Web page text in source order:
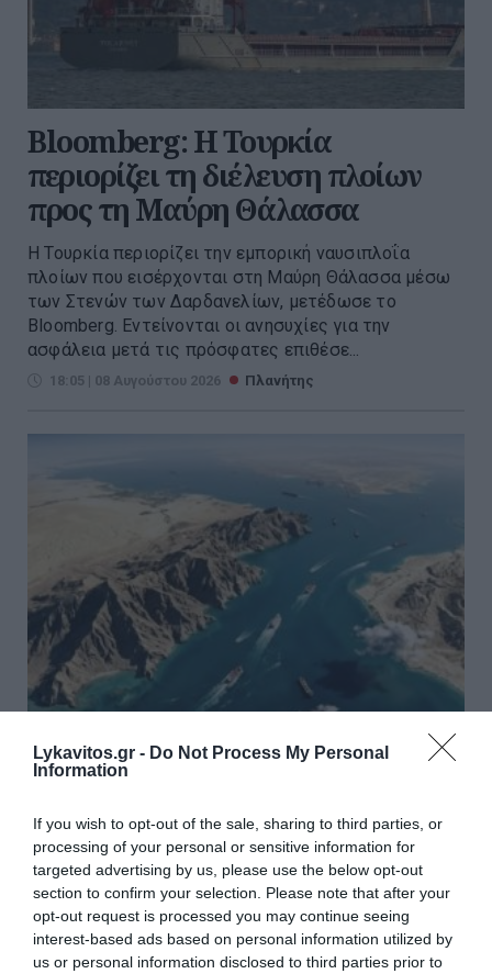
Lykavitos.gr - Do Not Process My Personal
Information
If you wish to opt-out of the sale, sharing to third parties, or
processing of your personal or sensitive information for
targeted advertising by us, please use the below opt-out
section to confirm your selection. Please note that after your
opt-out request is processed you may continue seeing
interest-based ads based on personal information utilized by
us or personal information disclosed to third parties prior to
Bloomberg: Η Τουρκία
περιορίζει τη διέλευση πλοίων
προς τη Μαύρη Θάλασσα
Η Τουρκία περιορίζει την εμπορική ναυσιπλοΐα
πλοίων που εισέρχονται στη Μαύρη Θάλασσα μέσω
των Στενών των Δαρδανελίων, μετέδωσε το
Bloomberg. Eντείνονται οι ανησυχίες για την
ασφάλεια μετά τις πρόσφατες επιθέσε...
18:05 | 08 Αυγούστου 2026 Πλανήτης
Ιράν: Σχέδιο για απαγόρευση
διέλευσης αμερικανικών και
ισραηλινών πλοίων από τα Στενά
του Ορμούζ
Νέα ένταση διαμορφώνεται στον Περσικό Κόλπο,
καθώς το Ιράν εξετάζει σχέδιο νόμου που προβλέπει